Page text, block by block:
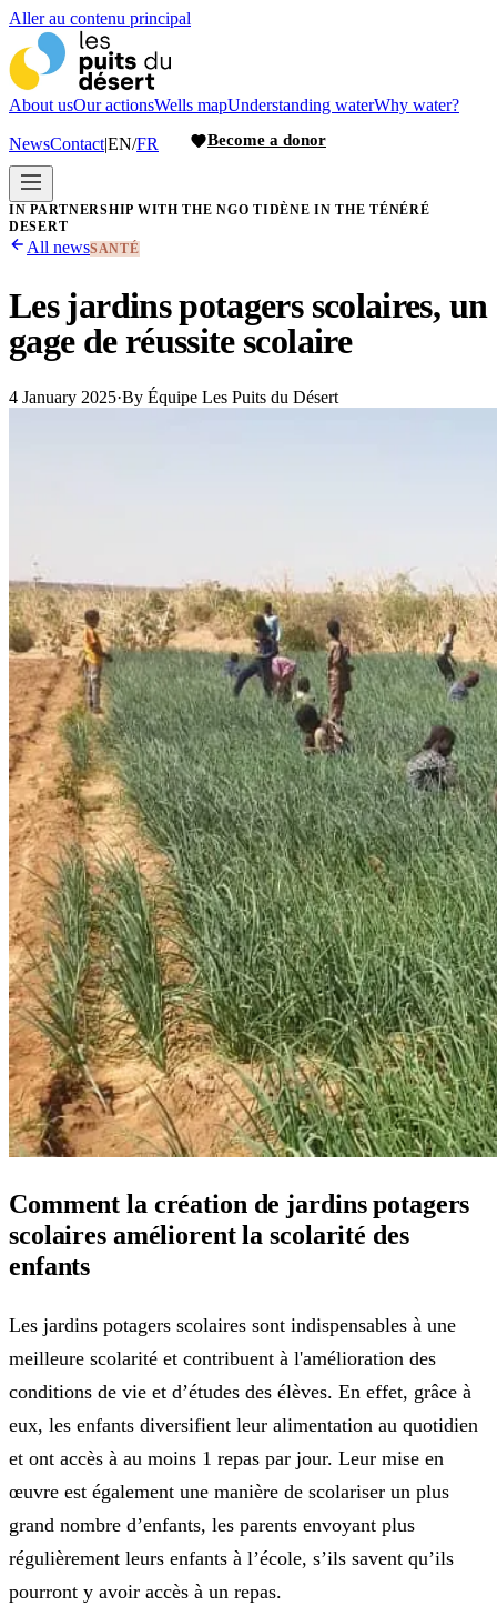
Aller au contenu principal
About usOur actionsWells mapUnderstanding waterWhy water?
NewsContact|EN/FR Become a donor
IN PARTNERSHIP WITH THE NGO TIDÈNE IN THE TÉNÉRÉ
DESERT
All newsSANTÉ
Les jardins potagers scolaires, un
gage de réussite scolaire
4 January 2025·By Équipe Les Puits du Désert
Comment la création de jardins potagers
scolaires améliorent la scolarité des
enfants
Les jardins potagers scolaires sont indispensables à une
meilleure scolarité et contribuent à l'amélioration des
conditions de vie et d’études des élèves. En effet, grâce à
eux, les enfants diversifient leur alimentation au quotidien
et ont accès à au moins 1 repas par jour. Leur mise en
œuvre est également une manière de scolariser un plus
grand nombre d’enfants, les parents envoyant plus
régulièrement leurs enfants à l’école, s’ils savent qu’ils
pourront y avoir accès à un repas.